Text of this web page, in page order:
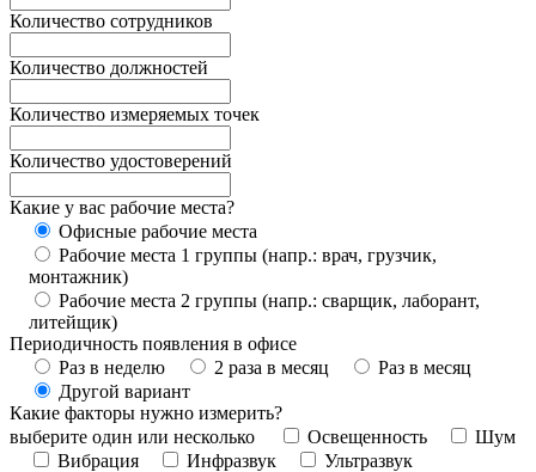
Количество сотрудников
Количество должностей
Количество измеряемых точек
Количество удостоверений
Какие у вас рабочие места?
Офисные рабочие места
Рабочие места 1 группы (напр.: врач, грузчик,
монтажник)
Рабочие места 2 группы (напр.: сварщик, лаборант,
литейщик)
Периодичность появления в офисе
Раз в неделю
2 раза в месяц
Раз в месяц
Другой вариант
Какие факторы нужно измерить?
выберите один или несколько
Освещенность
Шум
Вибрация
Инфразвук
Ультразвук